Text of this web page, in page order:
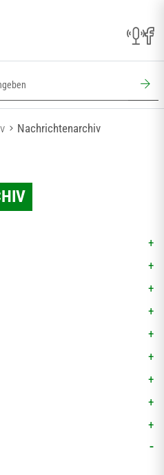
Nachrichtenarchiv